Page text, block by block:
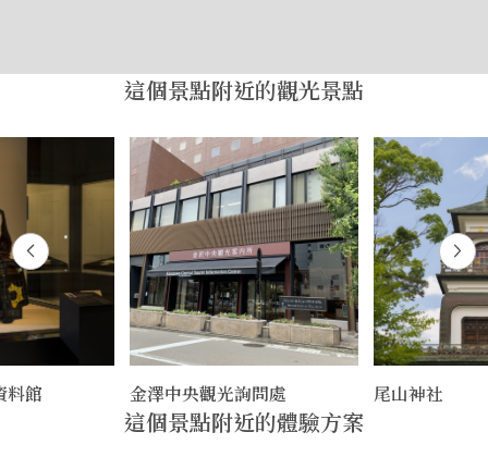
這個景點附近的觀光景點
料館 金澤中央觀光詢問處 尾山神社
這個景點附近的體驗方案